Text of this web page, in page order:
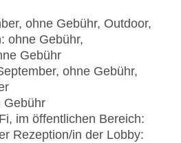
ohne Gebühr, Outdoor,
ohne Gebühr,
Gebühr
ohne Gebühr,
Gebühr
im öffentlichen Bereich:
Rezeption/in der Lobby: